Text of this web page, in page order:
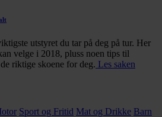
utstyret du tar på deg på tur. Her
velge i 2018, pluss noen tips til
riktige skoene for deg. Les saken
Sport og Fritid Mat og Drikke Barn